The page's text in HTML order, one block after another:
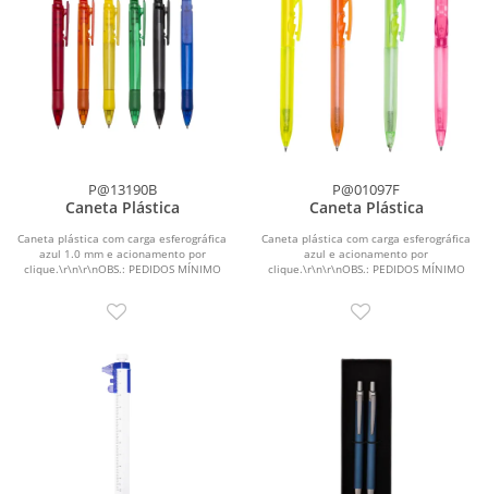
P@13190B
Caneta Plástica
Caneta plástica com carga esferográfica
azul 1.0 mm e acionamento por
clique.\r\n\r\nOBS.: PEDIDOS MÍNIMO
P@01097F
Caneta Plástica
Caneta plástica com carga esferográfica
azul e acionamento por
clique.\r\n\r\nOBS.: PEDIDOS MÍNIMO